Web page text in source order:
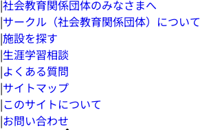
|社会教育関係団体のみなさまへ
|サークル（社会教育関係団体）について
|施設を探す
|生涯学習相談
|よくある質問
|サイトマップ
|このサイトについて
|お問い合わせ